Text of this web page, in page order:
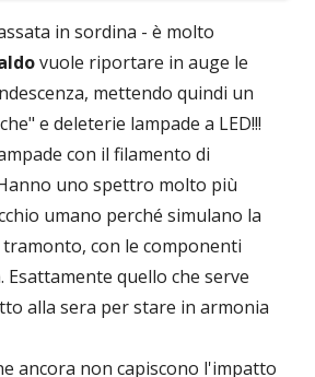
in sordina - è molto
vuole riportare in auge le
mettendo quindi un
e deleterie lampade a LED!!!
con il filamento di
uno spettro molto più
umano perché simulano la
tramonto, con le componenti
Esattamente quello che serve
alla sera per stare in armonia
ancora non capiscono l'impatto